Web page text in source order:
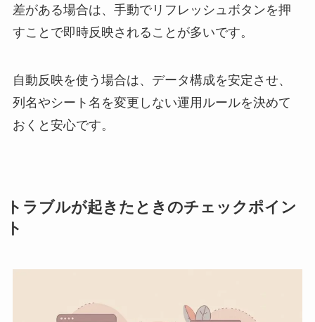
差がある場合は、手動でリフレッシュボタンを押
すことで即時反映されることが多いです。
自動反映を使う場合は、データ構成を安定させ、
列名やシート名を変更しない運用ルールを決めて
おくと安心です。
トラブルが起きたときのチェックポイン
ト